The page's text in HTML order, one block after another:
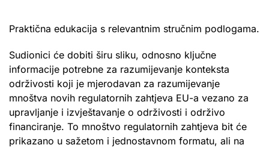
Praktična edukacija s relevantnim stručnim podlogama.
Sudionici će dobiti širu sliku, odnosno ključne
informacije potrebne za razumijevanje konteksta
održivosti koji je mjerodavan za razumijevanje
mnoštva novih regulatornih zahtjeva EU-a vezano za
upravljanje i izvještavanje o održivosti i održivo
financiranje. To mnoštvo regulatornih zahtjeva bit će
prikazano u sažetom i jednostavnom formatu, ali na